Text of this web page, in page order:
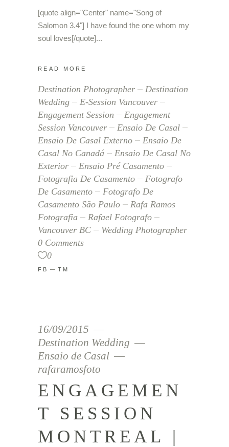
[quote align="Center" name="Song of
Salomon 3.4"] I have found the one whom my
soul loves[/quote]
READ MORE
Destination Photographer
Destination
Wedding
E-Session Vancouver
Engagement Session
Engagement
Session Vancouver
Ensaio De Casal
Ensaio De Casal Externo
Ensaio De
Casal No Canadá
Ensaio De Casal No
Exterior
Ensaio Pré Casamento
Fotografia De Casamento
Fotografo
De Casamento
Fotografo De
Casamento São Paulo
Rafa Ramos
Fotografia
Rafael Fotografo
Vancouver BC
Wedding Photographer
0 Comments
0
FB TM
16/09/2015
Destination Wedding
Ensaio de Casal
rafaramosfoto
ENGAGEMEN
T SESSION
MONTREAL |